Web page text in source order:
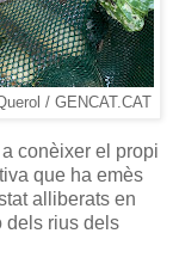
/ GENCAT.CAT
conèixer el propi
que ha emès
alliberats en
dels rius dels